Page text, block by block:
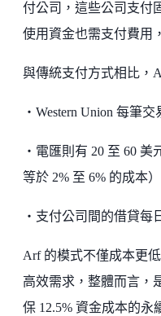
付公司，這些公司支付
使用資金也需支付費用
與傳統支付方式相比，
・Western Union 每筆
・電匯則有 20 至 60
等於 2% 至 6% 的成本）
・支付公司間的借貸每
Arf 的模式不僅成本更
高效需求，整體而言，
保 12.5% 資金成本的永